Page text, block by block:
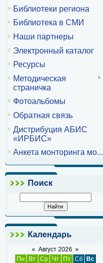
Библиотеки региона
Библиотека в СМИ
Наши партнеры
Электронный каталог
Ресурсы
Методическая
страничка
Фотоальбомы
Обратная связь
Дистрибуция АБИС
«ИРБИС»
Анкета монторинга мо...
Поиск
Календарь
« Август 2026 »
Пн
Вт Ср Чт Пт Сб Вс